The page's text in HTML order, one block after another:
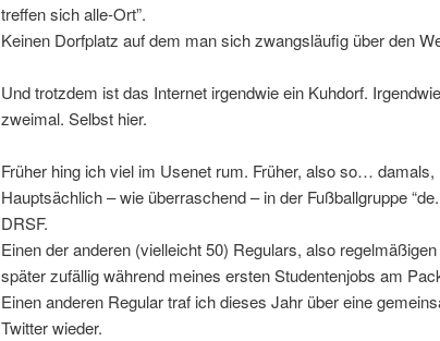
treffen sich alle-Ort”.
Keinen Dorfplatz auf dem man sich zwangsläufig über den
Und trotzdem ist das Internet irgendwie ein Kuhdorf.
zweimal. Selbst hier.
Früher hing ich viel im Usenet rum. Früher, also so… damals,
Hauptsächlich – wie überraschend – in der Fußballgruppe
DRSF.
Einen der anderen (vielleicht 50) Regulars, also
später zufällig während meines ersten Studentenjobs am
Einen anderen Regular traf ich dieses Jahr über eine
Twitter wieder.